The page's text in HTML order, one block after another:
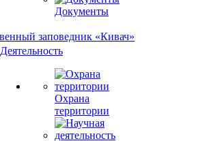
Документы
Деятельность
Охрана
территории